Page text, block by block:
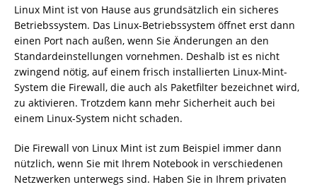
Linux Mint ist von Hause aus grundsätzlich ein sicheres
Betriebssystem. Das Linux-Betriebssystem öffnet erst dann
einen Port nach außen, wenn Sie Änderungen an den
Standardeinstellungen vornehmen. Deshalb ist es nicht
zwingend nötig, auf einem frisch installierten Linux-Mint-
System die Firewall, die auch als Paketfilter bezeichnet wird,
zu aktivieren. Trotzdem kann mehr Sicherheit auch bei
einem Linux-System nicht schaden.
Die Firewall von Linux Mint ist zum Beispiel immer dann
nützlich, wenn Sie mit Ihrem Notebook in verschiedenen
Netzwerken unterwegs sind. Haben Sie in Ihrem privaten